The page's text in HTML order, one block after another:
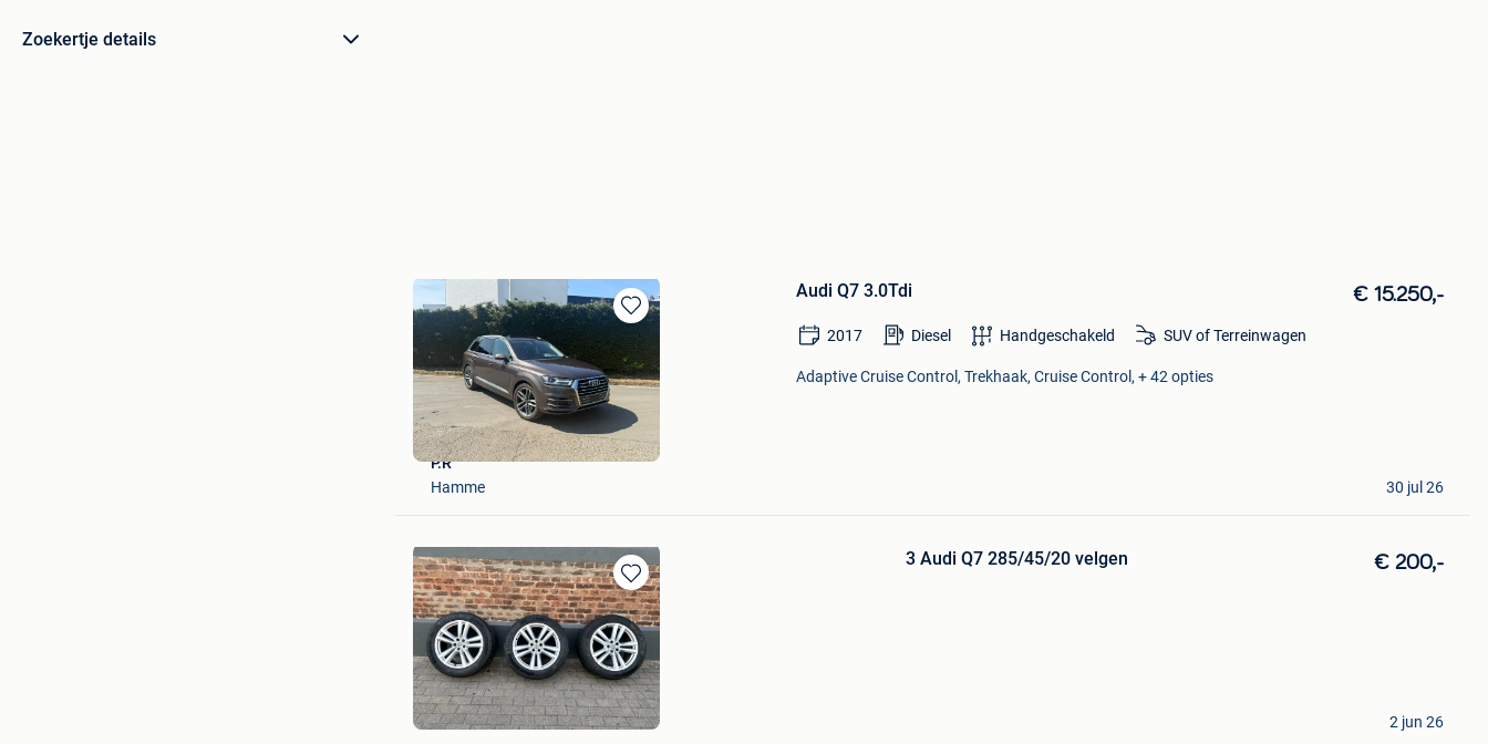
Zoekertje details
Bewaren
in
Mijn
Favorieten
Audi Q7 3.0Tdi € 15.250,-
2017 Diesel Handgeschakeld SUV of Terreinwagen
Adaptive Cruise Control, Trekhaak, Cruise Control, + 42 opties
P.R
Hamme
30 jul 26
Bewaren
in
Mijn
Favorieten
3 Audi Q7 285/45/20 velgen € 200,-
Leonardo Dicaprio
Dison
2 jun 26